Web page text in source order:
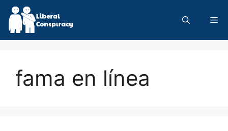
Skip
content
fama en línea